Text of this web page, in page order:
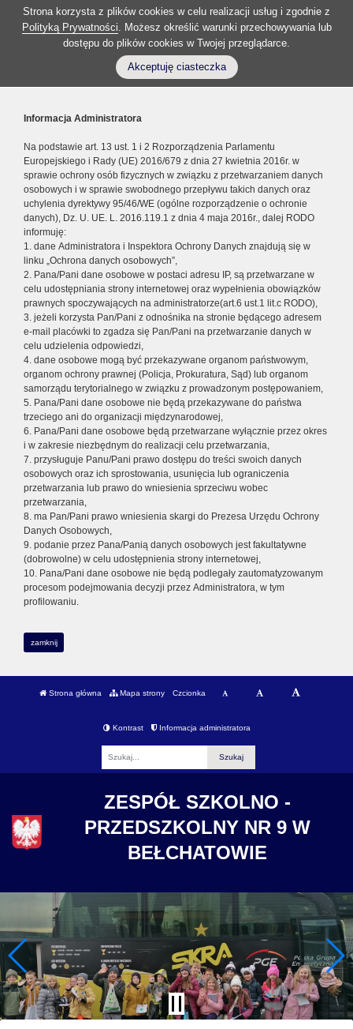
Strona korzysta z plików cookies w celu realizacji usług i zgodnie z
Polityką Prywatności. Możesz określić warunki przechowywania lub
dostępu do plików cookies w Twojej przeglądarce.
Akceptuję ciasteczka
Informacja Administratora
Na podstawie art. 13 ust. 1 i 2 Rozporządzenia Parlamentu
Europejskiego i Rady (UE) 2016/679 z dnia 27 kwietnia 2016r. w
sprawie ochrony osób fizycznych w związku z przetwarzaniem danych
osobowych i w sprawie swobodnego przepływu takich danych oraz
uchylenia dyrektywy 95/46/WE (ogólne rozporządzenie o ochronie
danych), Dz. U. UE. L. 2016.119.1 z dnia 4 maja 2016r., dalej RODO
informuję:
1. dane Administratora i Inspektora Ochrony Danych znajdują się w
linku „Ochrona danych osobowych”,
2. Pana/Pani dane osobowe w postaci adresu IP, są przetwarzane w
celu udostępniania strony internetowej oraz wypełnienia obowiązków
prawnych spoczywających na administratorze(art.6 ust.1 lit.c RODO),
3. jeżeli korzysta Pan/Pani z odnośnika na stronie będącego adresem
e-mail placówki to zgadza się Pan/Pani na przetwarzanie danych w
celu udzielenia odpowiedzi,
4. dane osobowe mogą być przekazywane organom państwowym,
organom ochrony prawnej (Policja, Prokuratura, Sąd) lub organom
samorządu terytorialnego w związku z prowadzonym postępowaniem,
5. Pana/Pani dane osobowe nie będą przekazywane do państwa
trzeciego ani do organizacji międzynarodowej,
6. Pana/Pani dane osobowe będą przetwarzane wyłącznie przez okres
i w zakresie niezbędnym do realizacji celu przetwarzania,
7. przysługuje Panu/Pani prawo dostępu do treści swoich danych
osobowych oraz ich sprostowania, usunięcia lub ograniczenia
przetwarzania lub prawo do wniesienia sprzeciwu wobec
przetwarzania,
8. ma Pan/Pani prawo wniesienia skargi do Prezesa Urzędu Ochrony
Danych Osobowych,
9. podanie przez Pana/Panią danych osobowych jest fakultatywne
(dobrowolne) w celu udostępnienia strony internetowej,
10. Pana/Pani dane osobowe nie będą podlegały zautomatyzowanym
procesom podejmowania decyzji przez Administratora, w tym
profilowaniu.
zamknij
Strona główna Mapa strony Czcionka
Kontrast Informacja administratora
ZESPÓŁ SZKOLNO -
PRZEDSZKOLNY NR 9 W
BEŁCHATOWIE